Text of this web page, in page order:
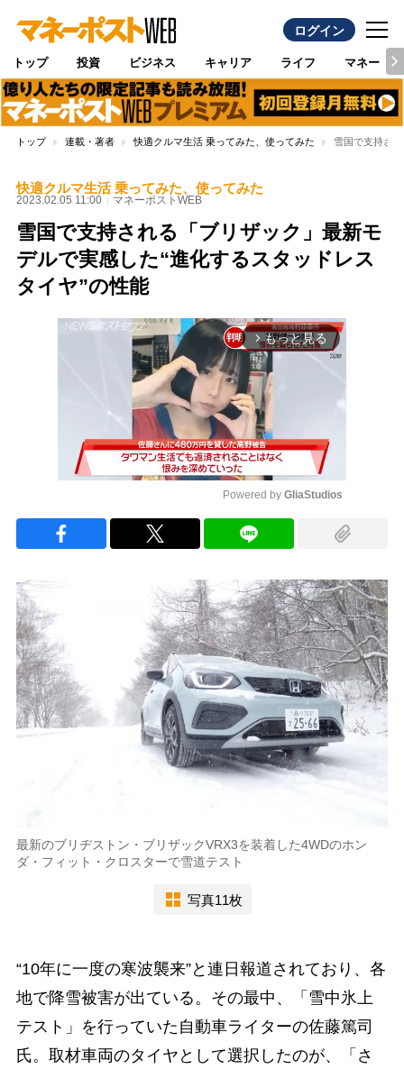
ログイン
トップ 投資 ビジネス キャリア ライフ マネー
トップ 連載・著者 快適クルマ生活 乗ってみた、使ってみた 雪国で支持さ
快適クルマ生活 乗ってみた、使ってみた
2023.02.05 11:00 マネーポストWEB
雪国で支持される「ブリザック」最新モ
デルで実感した“進化するスタッドレス
タイヤ”の性能
arrow_forward_ios もっと見る
Powered by GliaStudios
最新のブリヂストン・ブリザックVRX3を装着した4WDのホン
ダ・フィット・クロスターで雪道テスト
写真11枚
“10年に一度の寒波襲来”と連日報道されており、各
地で降雪被害が出ている。その最中、「雪中氷上
テスト」を行っていた自動車ライターの佐藤篤司
氏。取材車両のタイヤとして選択したのが、「さ